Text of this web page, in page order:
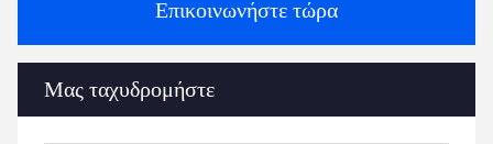
Επικοινωνήστε τώρα
Μας ταχυδρομήστε